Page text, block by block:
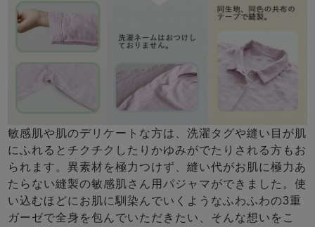
敏感肌や肌のデリケートな方は、洗濯タグや縫い目が肌
にふれるとチクチクしたりかゆみがでたりされる方もお
られます。異素材を極力つけず、縫い代がお肌に極力あ
たらない縫製の敏感肌さん用パジャマができました。使
い込むほどにお肌に馴染んでいくようなふわふわの3重
ガーゼで全身を包んでいただきたい、そんな想いをこ